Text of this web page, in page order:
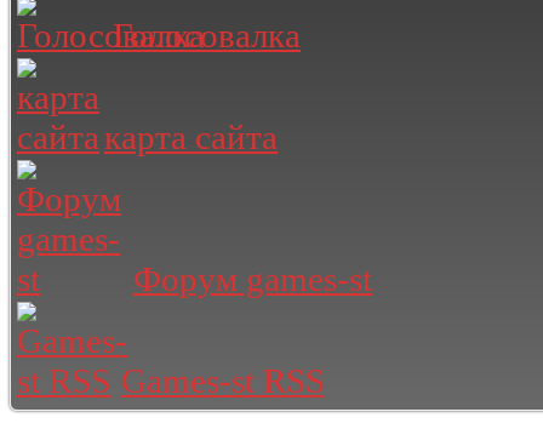
Голосовалка
карта сайта
Форум games-st
Games-st RSS